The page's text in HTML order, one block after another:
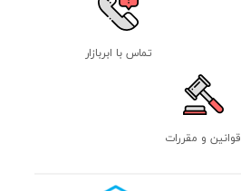
تماس با ابربازار
قوانین و مقررات